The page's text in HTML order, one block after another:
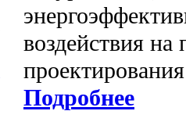
воздействия на
Подробнее